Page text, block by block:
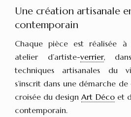
Une création artisanale
contemporain
Chaque pièce est réalisée
atelier d’artiste-verrier,
techniques artisanales du
s’inscrit dans une démarche de
croisée du designArt Décoet
contemporain.